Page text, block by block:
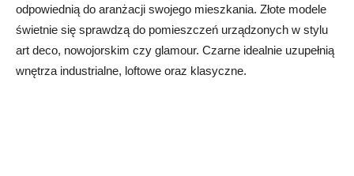
odpowiednią do aranżacji swojego mieszkania. Złote modele
świetnie się sprawdzą do pomieszczeń urządzonych w stylu
art deco, nowojorskim czy glamour. Czarne idealnie uzupełnią
wnętrza industrialne, loftowe oraz klasyczne.